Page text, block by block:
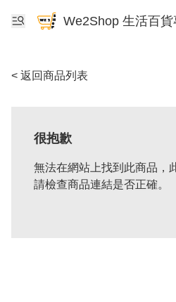
We2Shop 生活百貨
< 返回商品列表
很抱歉
無法在網站上找到此商品，
請檢查商品連結是否正確。